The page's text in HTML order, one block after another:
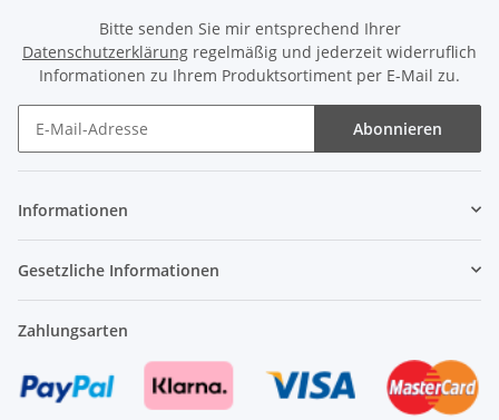
Bitte senden Sie mir entsprechend Ihrer
Datenschutzerklärung regelmäßig und jederzeit widerruflich
Informationen zu Ihrem Produktsortiment per E-Mail zu.
Abonnieren
Informationen
Gesetzliche Informationen
Zahlungsarten